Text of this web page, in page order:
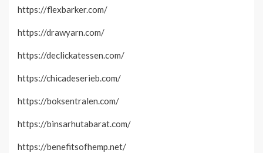
https://flexbarker.com/
https://drawyarn.com/
https://declickatessen.com/
https://chicadeserieb.com/
https://boksentralen.com/
https://binsarhutabarat.com/
https://benefitsofhemp.net/